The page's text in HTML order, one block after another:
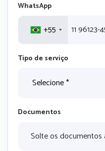
WhatsApp
+55
Tipo de serviço
Documentos
Solte os documentos